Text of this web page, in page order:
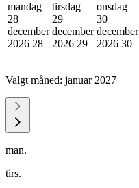
mandag
28
december
2026 28
tirsdag
29
december
2026 29
onsdag
30
december
2026 30
Valgt måned: januar 2027
man.
tirs.